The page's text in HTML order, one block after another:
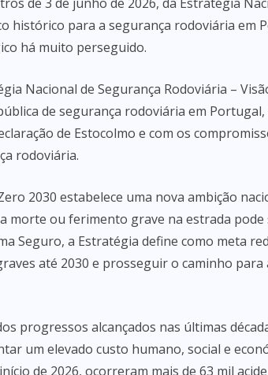
histórico para a segurança rodoviária em
há muito perseguido.
Nacional de Segurança Rodoviária –
de segurança rodoviária em
de Estocolmo e com os
rodoviária.
2030 estabelece uma nova ambição
morte ou ferimento grave na estrada
Seguro, a Estratégia define como meta
até 2030 e prosseguir o caminho
progressos alcançados nas últimas
um elevado custo humano, social e
de 2026, ocorreram mais de 63 mil